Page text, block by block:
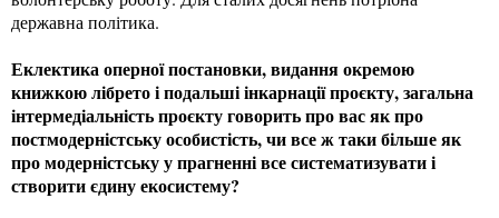
державна політика.
Еклектика оперної постановки, видання окремою
книжкою лібрето і подальші інкарнації проєкту, загальна
інтермедіальність проєкту говорить про вас як про
постмодерністську особистість, чи все ж таки більше як
про модерністську у прагненні все систематизувати і
створити єдину екосистему?